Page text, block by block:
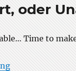
oder
Time to
“This is art,